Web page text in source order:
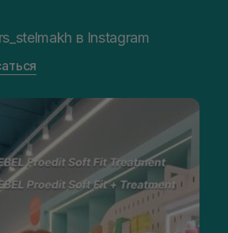
в Instagram